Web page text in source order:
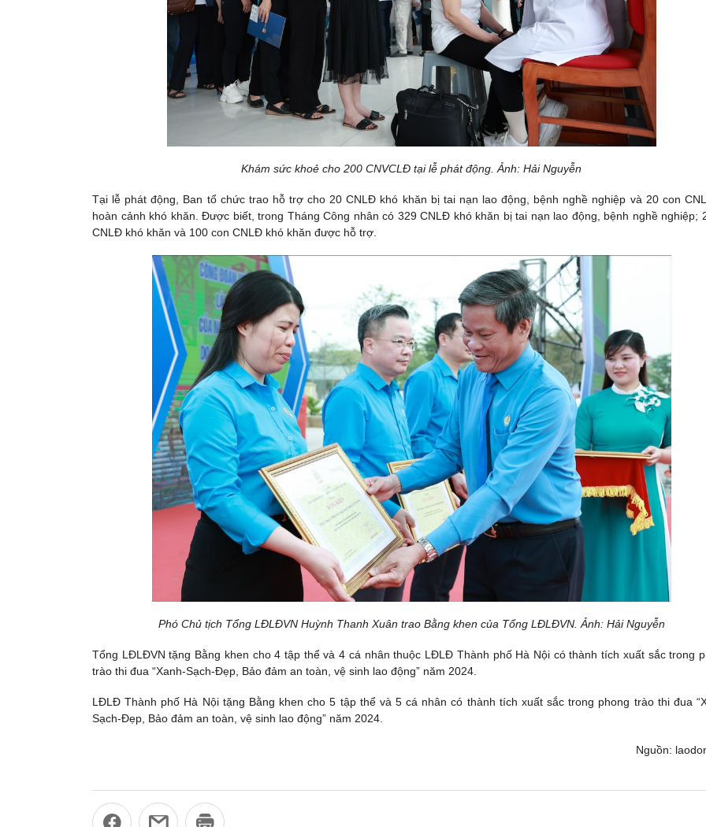
Khám sức khoẻ cho 200 CNVCLĐ tại lễ phát động. Ảnh: Hải Nguyễn
Tại lễ phát động, Ban tổ chức trao hỗ trợ cho 20 CNLĐ khó khăn bị tai nạn lao động, bệnh nghề nghiệp và 20 con
hoàn cảnh khó khăn. Được biết, trong Tháng Công nhân có 329 CNLĐ khó khăn bị tai nạn lao động, bệnh nghề nghiệp;
CNLĐ khó khăn và 100 con CNLĐ khó khăn được hỗ trợ.
Phó Chủ tịch Tổng LĐLĐVN Huỳnh Thanh Xuân trao Bằng khen của Tổng LĐLĐVN. Ảnh: Hải Nguyễn
Tổng LĐLĐVN tặng Bằng khen cho 4 tập thể và 4 cá nhân thuộc LĐLĐ Thành phố Hà Nội có thành tích xuất sắc trong
trào thi đua “Xanh-Sạch-Đẹp, Bảo đảm an toàn, vệ sinh lao động” năm 2024.
LĐLĐ Thành phố Hà Nội tặng Bằng khen cho 5 tập thể và 5 cá nhân có thành tích xuất sắc trong phong trào thi đua
Sạch-Đẹp, Bảo đảm an toàn, vệ sinh lao động” năm 2024.
Nguồn: